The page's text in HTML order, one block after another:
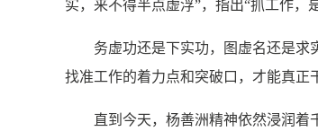
实，来不得半点虚浮”，指出“抓工作，
务虚功还是下实功，图虚名还是求实
找准工作的着力点和突破口，才能真正
直到今天，杨善洲精神依然浸润着千